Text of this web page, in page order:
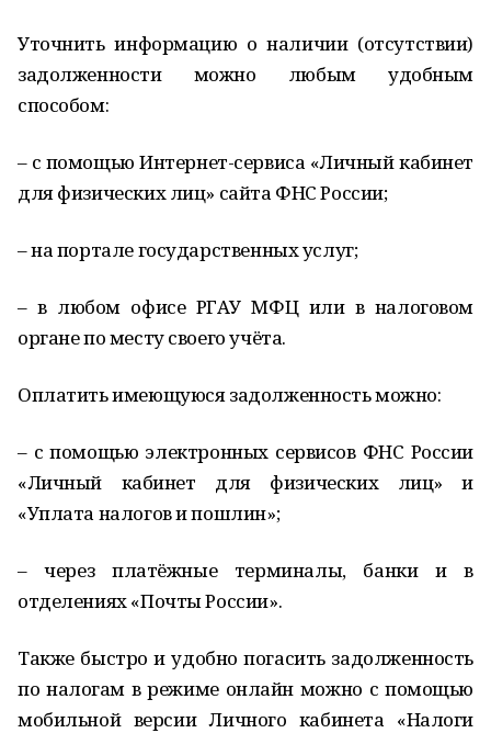
Уточнить информацию о наличии (отсутствии)
задолженности можно любым удобным
способом:
– с помощью Интернет-сервиса «Личный кабинет
для физических лиц» сайта ФНС России;
– на портале государственных услуг;
– в любом офисе РГАУ МФЦ или в налоговом
органе по месту своего учёта.
Оплатить имеющуюся задолженность можно:
– с помощью электронных сервисов ФНС России
«Личный кабинет для физических лиц» и
«Уплата налогов и пошлин»;
– через платёжные терминалы, банки и в
отделениях «Почты России».
Также быстро и удобно погасить задолженность
по налогам в режиме онлайн можно с помощью
мобильной версии Личного кабинета «Налоги